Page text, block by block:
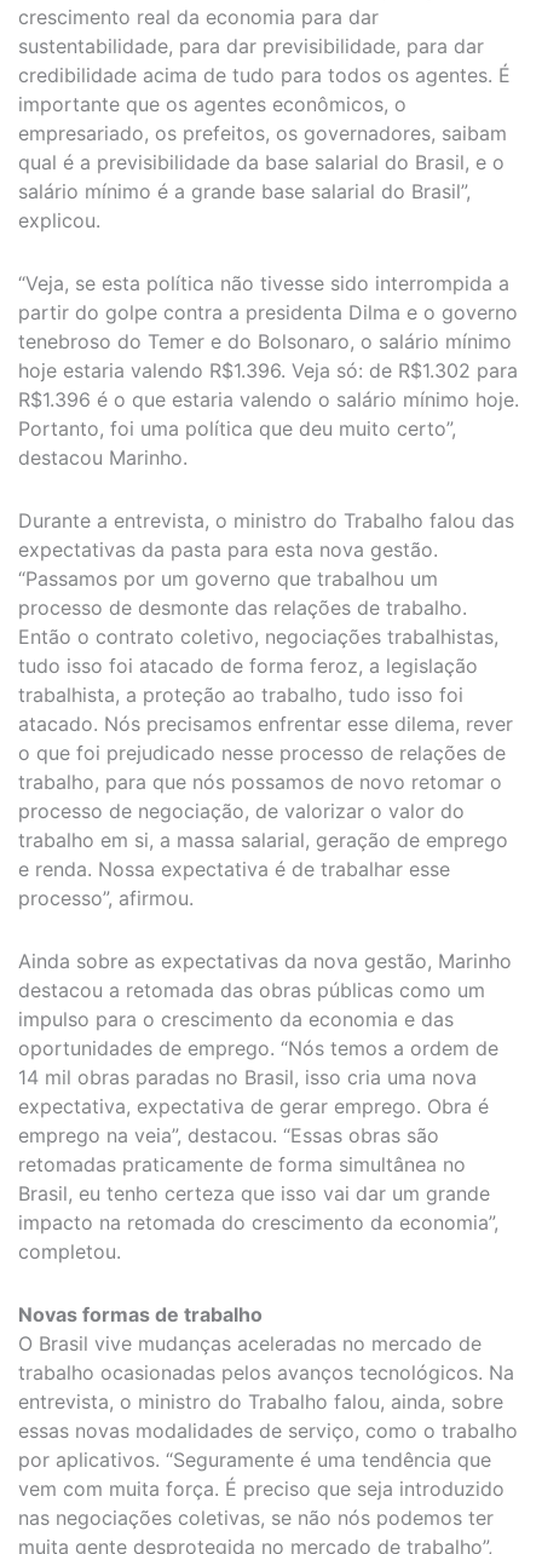
crescimento real da economia para dar
sustentabilidade, para dar previsibilidade, para dar
credibilidade acima de tudo para todos os agentes. É
importante que os agentes econômicos, o
empresariado, os prefeitos, os governadores, saibam
qual é a previsibilidade da base salarial do Brasil, e o
salário mínimo é a grande base salarial do Brasil”,
explicou.
“Veja, se esta política não tivesse sido interrompida a
partir do golpe contra a presidenta Dilma e o governo
tenebroso do Temer e do Bolsonaro, o salário mínimo
hoje estaria valendo R$1.396. Veja só: de R$1.302 para
R$1.396 é o que estaria valendo o salário mínimo hoje.
Portanto, foi uma política que deu muito certo”,
destacou Marinho.
Durante a entrevista, o ministro do Trabalho falou das
expectativas da pasta para esta nova gestão.
“Passamos por um governo que trabalhou um
processo de desmonte das relações de trabalho.
Então o contrato coletivo, negociações trabalhistas,
tudo isso foi atacado de forma feroz, a legislação
trabalhista, a proteção ao trabalho, tudo isso foi
atacado. Nós precisamos enfrentar esse dilema, rever
o que foi prejudicado nesse processo de relações de
trabalho, para que nós possamos de novo retomar o
processo de negociação, de valorizar o valor do
trabalho em si, a massa salarial, geração de emprego
e renda. Nossa expectativa é de trabalhar esse
processo”, afirmou.
Ainda sobre as expectativas da nova gestão, Marinho
destacou a retomada das obras públicas como um
impulso para o crescimento da economia e das
oportunidades de emprego. “Nós temos a ordem de
14 mil obras paradas no Brasil, isso cria uma nova
expectativa, expectativa de gerar emprego. Obra é
emprego na veia”, destacou. “Essas obras são
retomadas praticamente de forma simultânea no
Brasil, eu tenho certeza que isso vai dar um grande
impacto na retomada do crescimento da economia”,
completou.
Novas formas de trabalho
O Brasil vive mudanças aceleradas no mercado de
trabalho ocasionadas pelos avanços tecnológicos. Na
entrevista, o ministro do Trabalho falou, ainda, sobre
essas novas modalidades de serviço, como o trabalho
por aplicativos. “Seguramente é uma tendência que
vem com muita força. É preciso que seja introduzido
nas negociações coletivas, se não nós podemos ter
muita gente desprotegida no mercado de trabalho”,